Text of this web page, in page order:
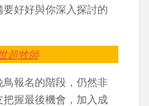
好好與你深入探討的
超牧師
報名的階段，仍然非
握最後機會，加入成